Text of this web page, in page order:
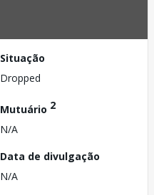
Situação
Dropped
Mutuário 2
N/A
Data de divulgação
N/A